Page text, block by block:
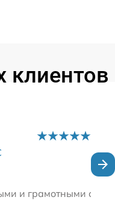
и грамотными